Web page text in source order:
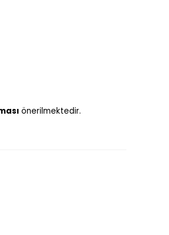
önerilmektedir.